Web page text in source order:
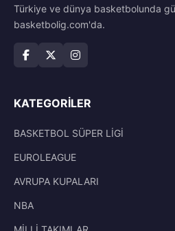
Türkiye ve dünya basketbolunda
basketbolig.com'da.
KATEGORILER
BASKETBOL SÜPER LİGİ
EUROLEAGUE
AVRUPA KUPALARI
NBA